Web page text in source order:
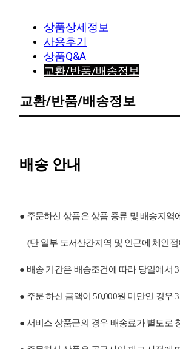
상품상세정보
사용후기
상품Q&A
교환/반품/배송정보
교환/반품/배송정보
배송 안내
● 주문하신 상품은 상품 종류 및 배송지역
(단 일부 도서산간지역 및 인근에 체인
● 배송 기간은 배송조건에 따라 당일에서
● 주문 하신 금액이 50,000원 미만인 경우
● 서비스 상품군의 경우 배송료가 별도로